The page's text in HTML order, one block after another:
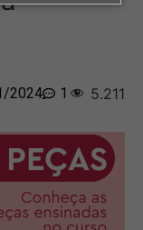
2024 1 5.211